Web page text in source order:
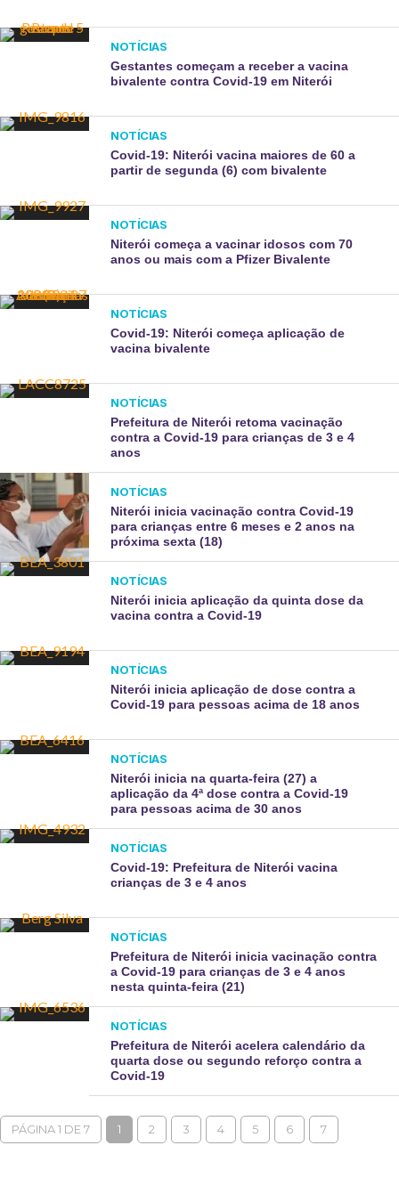
NOTÍCIAS
Gestantes começam a receber a vacina
bivalente contra Covid-19 em Niterói
NOTÍCIAS
Covid-19: Niterói vacina maiores de 60 a
partir de segunda (6) com bivalente
NOTÍCIAS
Niterói começa a vacinar idosos com 70
anos ou mais com a Pfizer Bivalente
NOTÍCIAS
Covid-19: Niterói começa aplicação de
vacina bivalente
NOTÍCIAS
Prefeitura de Niterói retoma vacinação
contra a Covid-19 para crianças de 3 e 4
anos
NOTÍCIAS
Niterói inicia vacinação contra Covid-19
para crianças entre 6 meses e 2 anos na
próxima sexta (18)
NOTÍCIAS
Niterói inicia aplicação da quinta dose da
vacina contra a Covid-19
NOTÍCIAS
Niterói inicia aplicação de dose contra a
Covid-19 para pessoas acima de 18 anos
NOTÍCIAS
Niterói inicia na quarta-feira (27) a
aplicação da 4ª dose contra a Covid-19
para pessoas acima de 30 anos
NOTÍCIAS
Covid-19: Prefeitura de Niterói vacina
crianças de 3 e 4 anos
NOTÍCIAS
Prefeitura de Niterói inicia vacinação contra
a Covid-19 para crianças de 3 e 4 anos
nesta quinta-feira (21)
NOTÍCIAS
Prefeitura de Niterói acelera calendário da
quarta dose ou segundo reforço contra a
Covid-19
PÁGINA 1 DE 7 1 2 3 4 5 6 7